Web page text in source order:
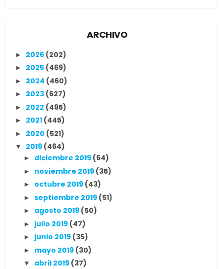
ARCHIVO
► 2026 (202)
► 2025 (469)
► 2024 (460)
► 2023 (627)
► 2022 (495)
► 2021 (445)
► 2020 (521)
▼ 2019 (464)
► diciembre 2019 (64)
► noviembre 2019 (35)
► octubre 2019 (43)
► septiembre 2019 (51)
► agosto 2019 (50)
► julio 2019 (47)
► junio 2019 (35)
► mayo 2019 (30)
▼ abril 2019 (37)